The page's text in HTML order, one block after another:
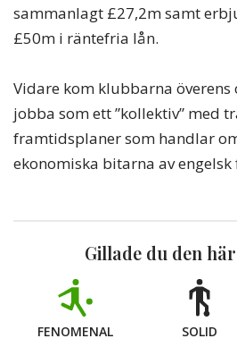
sammanlagt £27,2m samt
£50m i räntefria lån.
Vidare kom klubbarna
jobba som ett ”kollektiv” med
framtidsplaner som handlar
ekonomiska bitarna av
Gillade du den
FENOMENAL SOLID